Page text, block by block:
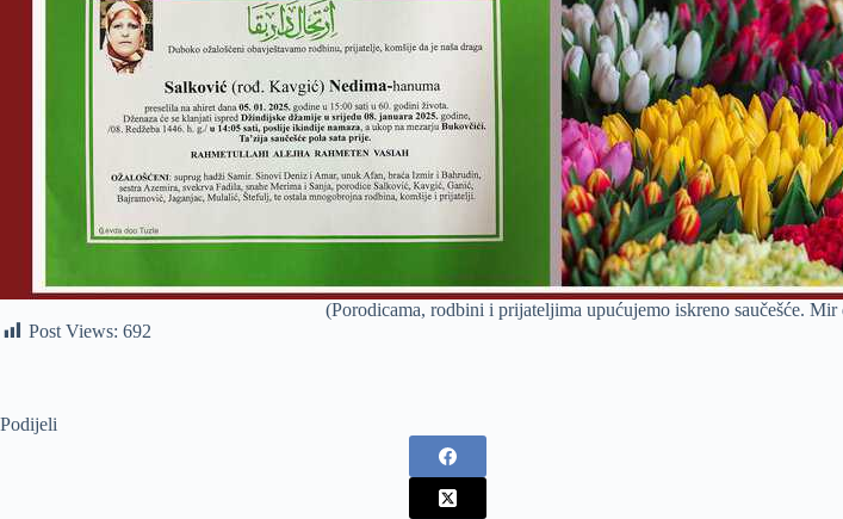
(Porodicama, rodbini i prijateljima upućujemo iskreno saučešće.
Post Views: 692
Podijeli